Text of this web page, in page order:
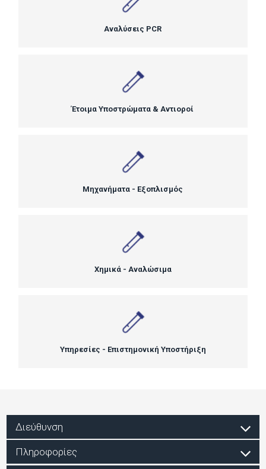
Αναλύσεις PCR
Έτοιμα Υποστρώματα & Αντιοροί
Μηχανήματα - Εξοπλισμός
Χημικά - Αναλώσιμα
Υπηρεσίες - Επιστημονική Υποστήριξη
Διεύθυνση
Πληροφορίες